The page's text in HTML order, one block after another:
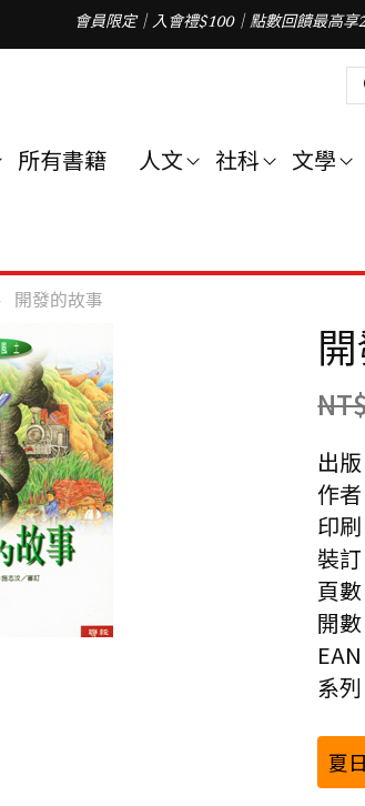
會員限定｜入會禮$100｜點數回饋最高享
字
所有書籍 人文 社科 文學
開發的故事
出
作
印
裝
頁
開
系
夏